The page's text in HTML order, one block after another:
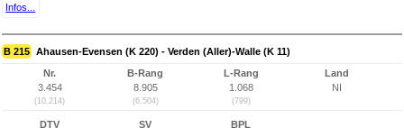
Infos...
B 215 Ahausen-Evensen (K 220) - Verden (Aller)-Walle (K 11)
Nr.
3.454
(10.214)
B-Rang
8.905
(6.504)
L-Rang
1.068
(799)
Land
NI
DTV
SV
BPL